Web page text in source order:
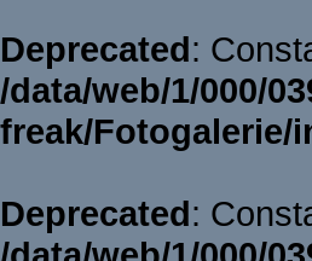
Deprecated:
/data/web/1/000/
freak/Fotogalerie/
Deprecated: